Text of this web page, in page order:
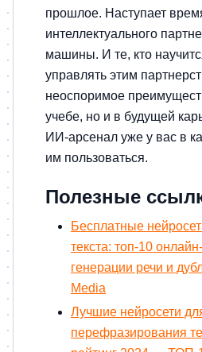
прошлое. Наступает
интеллектуального
машины. И те, кто
управлять этим
неоспоримое
учебе, но и в будущей
ИИ-арсенал уже у вас в
им пользоваться.
Полезные
Бесплатные
текста: топ-10
генерации речи и
Media
Лучшие нейросети
перефразирования